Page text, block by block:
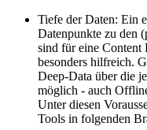
Tiefe der Daten: Ein
Datenpunkte zu den
sind für eine Content
besonders hilfreich.
Deep-Data über die
möglich - auch
Unter diesen
Tools in folgenden